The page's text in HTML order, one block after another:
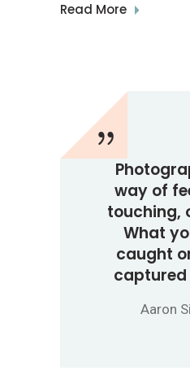
Read More
way of
touching,
What
caught
captured
Aaron